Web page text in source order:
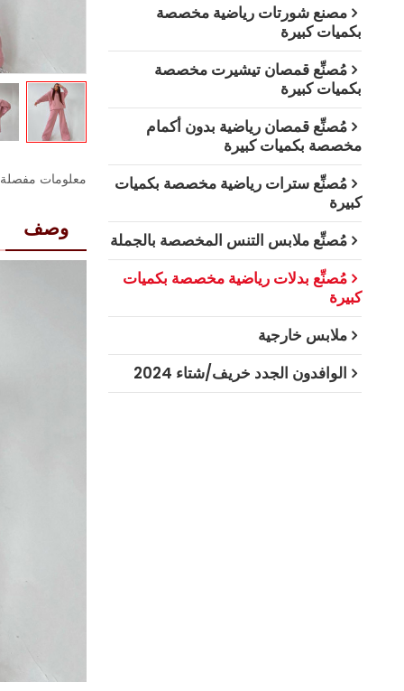
معلومات مفصلة
وصف
مصنع شورتات رياضية مخصصة
بكميات كبيرة
مُصنِّع قمصان تيشيرت مخصصة
بكميات كبيرة
مُصنِّع قمصان رياضية بدون أكمام
مخصصة بكميات كبيرة
مُصنِّع سترات رياضية مخصصة بكميات
كبيرة
مُصنِّع ملابس التنس المخصصة بالجملة
مُصنِّع بدلات رياضية مخصصة بكميات
كبيرة
ملابس خارجية
الوافدون الجدد خريف/شتاء 2024